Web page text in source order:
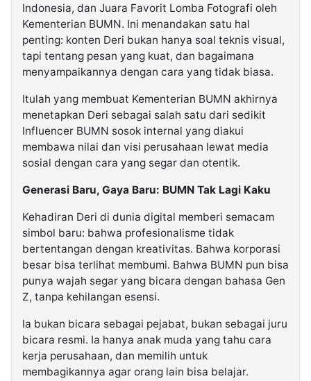
Indonesia, dan Juara Favorit Lomba Fotografi oleh
Kementerian BUMN. Ini menandakan satu hal
penting: konten Deri bukan hanya soal teknis visual,
tapi tentang pesan yang kuat, dan bagaimana
menyampaikannya dengan cara yang tidak biasa.
Itulah yang membuat Kementerian BUMN akhirnya
menetapkan Deri sebagai salah satu dari sedikit
Influencer BUMN sosok internal yang diakui
membawa nilai dan visi perusahaan lewat media
sosial dengan cara yang segar dan otentik.
Generasi Baru, Gaya Baru: BUMN Tak Lagi Kaku
Kehadiran Deri di dunia digital memberi semacam
simbol baru: bahwa profesionalisme tidak
bertentangan dengan kreativitas. Bahwa korporasi
besar bisa terlihat membumi. Bahwa BUMN pun bisa
punya wajah segar yang bicara dengan bahasa Gen
Z, tanpa kehilangan esensi.
Ia bukan bicara sebagai pejabat, bukan sebagai juru
bicara resmi. Ia hanya anak muda yang tahu cara
kerja perusahaan, dan memilih untuk
membagikannya agar orang lain bisa belajar.